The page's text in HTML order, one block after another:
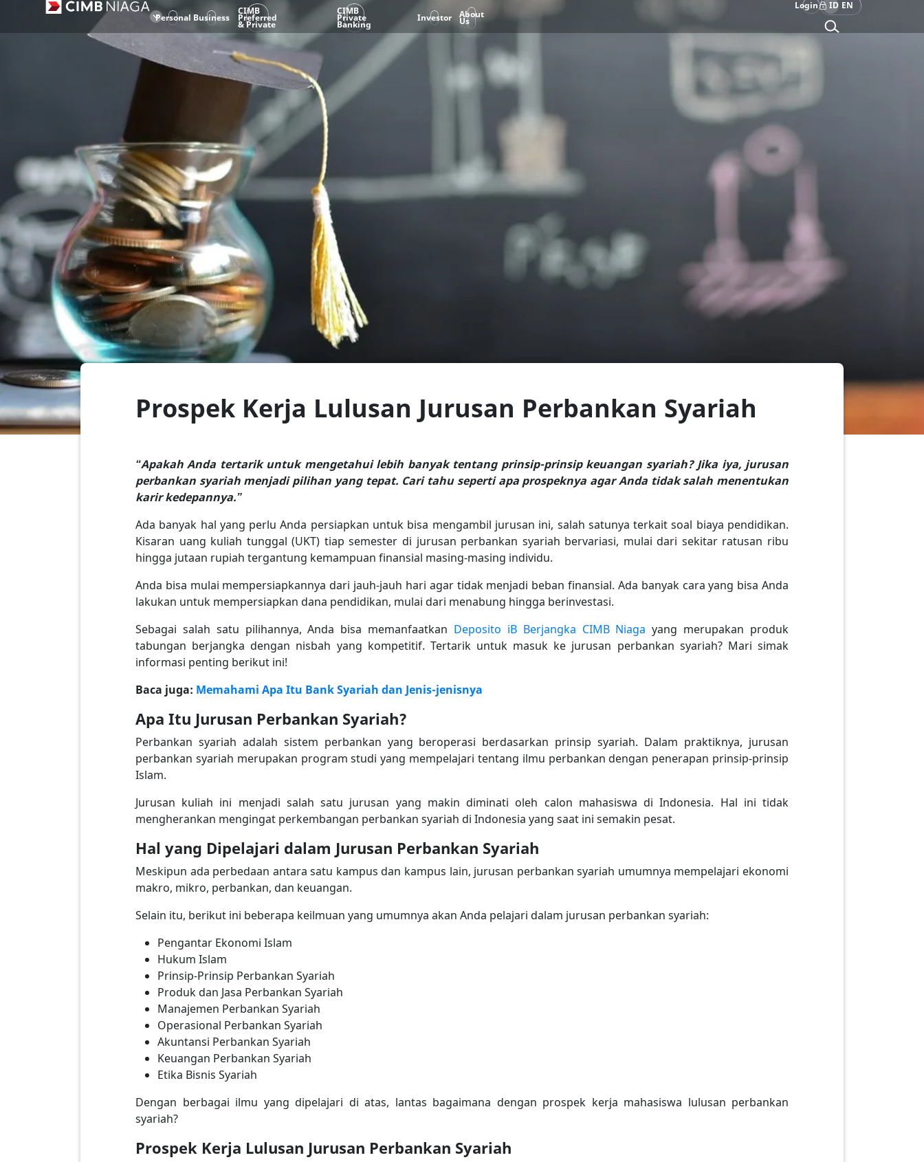
Personal Business
CIMB
Preferred
& Private
CIMB
Private
Banking
Investor About
Us
Login ID EN
Prospek Kerja Lulusan Jurusan Perbankan Syariah
“Apakah Anda tertarik untuk mengetahui lebih banyak tentang prinsip-prinsip keuangan syariah? Jika iya, jurusan
perbankan syariah menjadi pilihan yang tepat. Cari tahu seperti apa prospeknya agar Anda tidak salah menentukan
karir kedepannya.”
Ada banyak hal yang perlu Anda persiapkan untuk bisa mengambil jurusan ini, salah satunya terkait soal biaya pendidikan.
Kisaran uang kuliah tunggal (UKT) tiap semester di jurusan perbankan syariah bervariasi, mulai dari sekitar ratusan ribu
hingga jutaan rupiah tergantung kemampuan finansial masing-masing individu.
Anda bisa mulai mempersiapkannya dari jauh-jauh hari agar tidak menjadi beban finansial. Ada banyak cara yang bisa Anda
lakukan untuk mempersiapkan dana pendidikan, mulai dari menabung hingga berinvestasi.
Sebagai salah satu pilihannya, Anda bisa memanfaatkan Deposito iB Berjangka CIMB Niaga yang merupakan produk
tabungan berjangka dengan nisbah yang kompetitif. Tertarik untuk masuk ke jurusan perbankan syariah? Mari simak
informasi penting berikut ini!
Baca juga: Memahami Apa Itu Bank Syariah dan Jenis-jenisnya
Apa Itu Jurusan Perbankan Syariah?
Perbankan syariah adalah sistem perbankan yang beroperasi berdasarkan prinsip syariah. Dalam praktiknya, jurusan
perbankan syariah merupakan program studi yang mempelajari tentang ilmu perbankan dengan penerapan prinsip-prinsip
Islam.
Jurusan kuliah ini menjadi salah satu jurusan yang makin diminati oleh calon mahasiswa di Indonesia. Hal ini tidak
mengherankan mengingat perkembangan perbankan syariah di Indonesia yang saat ini semakin pesat.
Hal yang Dipelajari dalam Jurusan Perbankan Syariah
Meskipun ada perbedaan antara satu kampus dan kampus lain, jurusan perbankan syariah umumnya mempelajari ekonomi
makro, mikro, perbankan, dan keuangan.
Selain itu, berikut ini beberapa keilmuan yang umumnya akan Anda pelajari dalam jurusan perbankan syariah:
Pengantar Ekonomi Islam
Hukum Islam
Prinsip-Prinsip Perbankan Syariah
Produk dan Jasa Perbankan Syariah
Manajemen Perbankan Syariah
Operasional Perbankan Syariah
Akuntansi Perbankan Syariah
Keuangan Perbankan Syariah
Etika Bisnis Syariah
Dengan berbagai ilmu yang dipelajari di atas, lantas bagaimana dengan prospek kerja mahasiswa lulusan perbankan
syariah?
Prospek Kerja Lulusan Jurusan Perbankan Syariah